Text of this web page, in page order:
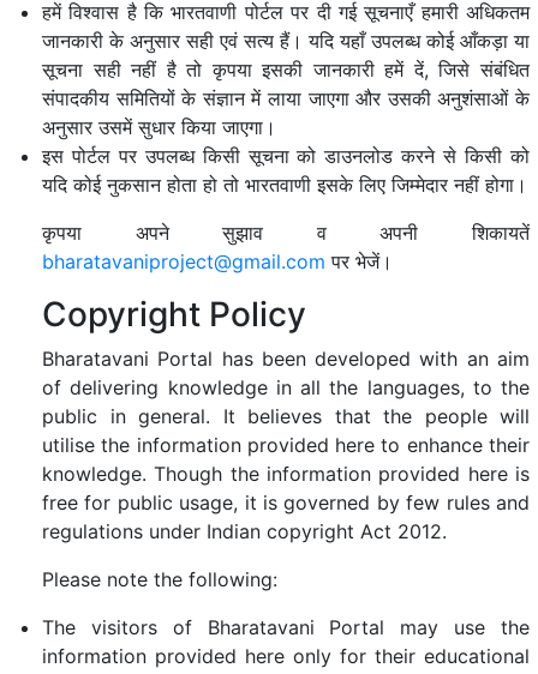
हमें विश्वास है कि भारतवाणी पोर्टल पर दी गई सूचनाएँ हमारी अधिकतम
जानकारी के अनुसार सही एवं सत्य हैं। यदि यहाँ उपलब्ध कोई आँकड़ा या
सूचना सही नहीं है तो कृपया इसकी जानकारी हमें दें, जिसे संबंधित
संपादकीय समितियों के संज्ञान में लाया जाएगा और उसकी अनुशंसाओं के
अनुसार उसमें सुधार किया जाएगा।
इस पोर्टल पर उपलब्ध किसी सूचना को डाउनलोड करने से किसी को
यदि कोई नुकसान होता हो तो भारतवाणी इसके लिए जिम्मेदार नहीं होगा।
कृपया अपने सुझाव व अपनी शिकायतें
bharatavaniproject@gmail.com पर भेजें।
Copyright Policy
Bharatavani Portal has been developed with an aim
of delivering knowledge in all the languages, to the
public in general. It believes that the people will
utilise the information provided here to enhance their
knowledge. Though the information provided here is
free for public usage, it is governed by few rules and
regulations under Indian copyright Act 2012.
Please note the following:
The visitors of Bharatavani Portal may use the
information provided here only for their educational